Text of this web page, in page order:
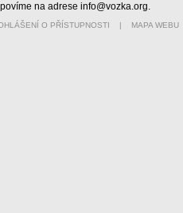
na adrese info@vozka.org.
O PŘÍSTUPNOSTI | MAPA WEBU